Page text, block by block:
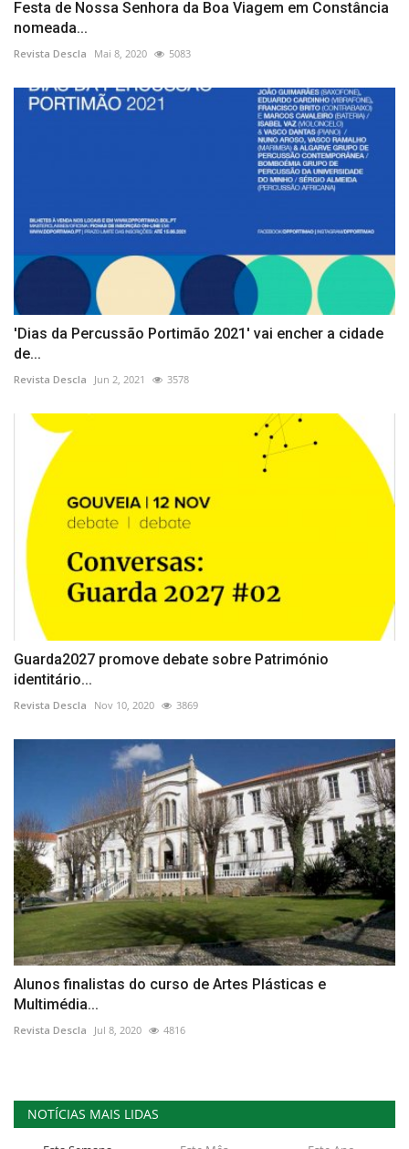
Festa de Nossa Senhora da Boa Viagem em Constância
nomeada...
Revista Descla Mai 8, 2020 5083
'Dias da Percussão Portimão 2021' vai encher a cidade
de...
Revista Descla Jun 2, 2021 3578
Guarda2027 promove debate sobre Património
identitário...
Revista Descla Nov 10, 2020 3869
Alunos finalistas do curso de Artes Plásticas e
Multimédia...
Revista Descla Jul 8, 2020 4816
NOTÍCIAS MAIS LIDAS